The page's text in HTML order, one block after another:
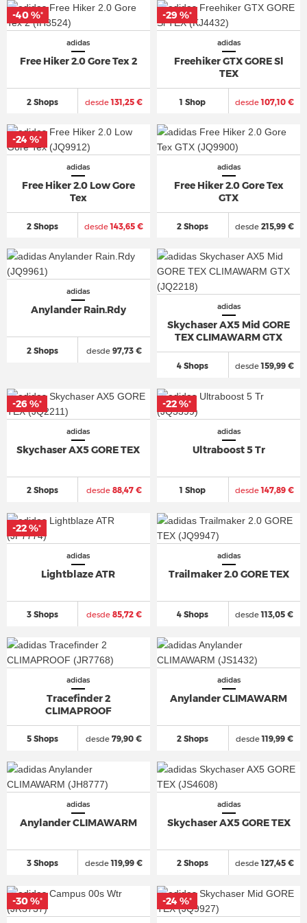
adidas
Free Hiker 2.0 Gore Tex 2
2 Shops desde131,25 €
-40 %*
adidas
Freehiker GTX GORE Sl
TEX
1 Shop desde107,10 €
-29 %*
adidas
Free Hiker 2.0 Low Gore
Tex
2 Shops desde143,65 €
-24 %*
adidas
Free Hiker 2.0 Gore Tex
GTX
2 Shops desde215,99 €
adidas
Anylander Rain.Rdy
2 Shops desde97,73 €
adidas
Skychaser AX5 Mid GORE
TEX CLIMAWARM GTX
4 Shops desde159,99 €
adidas
Skychaser AX5 GORE TEX
2 Shops desde88,47 €
-26 %*
adidas
Ultraboost 5 Tr
1 Shop desde147,89 €
-22 %*
adidas
Lightblaze ATR
3 Shops desde85,72 €
-22 %*
adidas
Trailmaker 2.0 GORE TEX
4 Shops desde113,05 €
adidas
Tracefinder 2
CLIMAPROOF
5 Shops desde 79,90 €
adidas
Anylander CLIMAWARM
2 Shops desde119,99 €
adidas
Anylander CLIMAWARM
3 Shops desde119,99 €
adidas
Skychaser AX5 GORE TEX
2 Shops desde127,45 €
-30 %* -24 %*